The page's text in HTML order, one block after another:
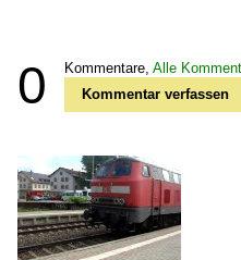
0 Kommentare, Alle
Kommentar verfassen